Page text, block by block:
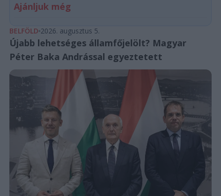
Ajánljuk még
BELFÖLD 2026. augusztus 5.
Újabb lehetséges államfőjelölt? Magyar
Péter Baka Andrással egyeztetett